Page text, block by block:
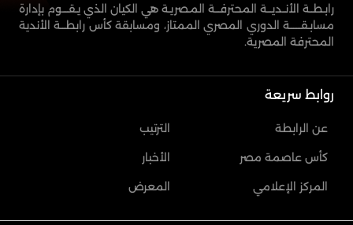
رابـطــة الأنــديـــة المحترفـــة المـصريـة هي الكيان الذي يـقــــوم بإدارة
مسابـقـــــــة الدوري المصري الممتاز، ومسابقة كأس رابطـــة الأندية
المحترفة المصرية.
روابط سريعة
عن الرابطة الترتيب
كأس عاصمة مصر الأخبار
المركز الإعلامي المعرض